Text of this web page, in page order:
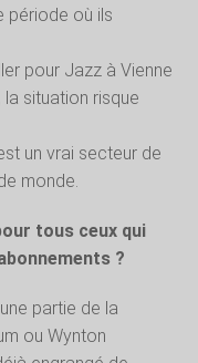
période où ils
pour Jazz à Vienne
situation risque
un vrai secteur de
monde.
tous ceux qui
?
partie de la
ou Wynton